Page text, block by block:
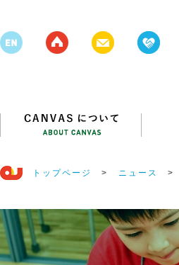
トップページ > ニュース >